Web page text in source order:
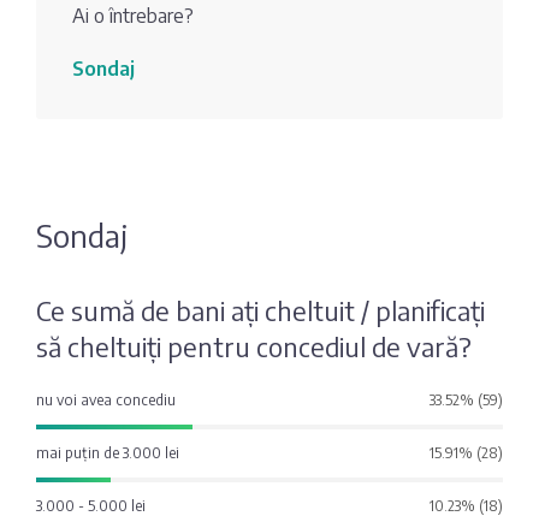
bancher
Joburi
zilei
Citatul
zilei
Depozite
Eximbank
FinComBank
Maib
întrebare?
Ai o întrebare?
Sondaj
Sondaj
Ce sumă de bani ați cheltuit / planificați
să cheltuiți pentru concediul de vară?
33.52% (59)
nu voi avea concediu
15.91% (28)
mai puțin de 3.000 lei
10.23% (18)
3.000 - 5.000 lei